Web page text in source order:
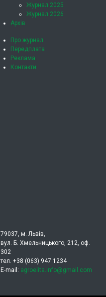
Журнал 2025
Журнал 2026
Архів
Про журнал
Передплата
Реклама
Контакти
79037, м. Львів,
вул. Б. Хмельницького, 212, оф.
302
тел. +38 (063) 947 1234
E-mail: agroelita.info@gmail.com